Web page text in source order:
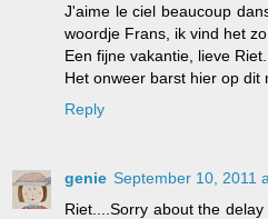
J'aime le ciel beaucoup
woordje Frans, ik vind het
Een fijne vakantie, lieve Riet.
Het onweer barst hier op dit
Reply
genie September 10, 2011
Riet....Sorry about the